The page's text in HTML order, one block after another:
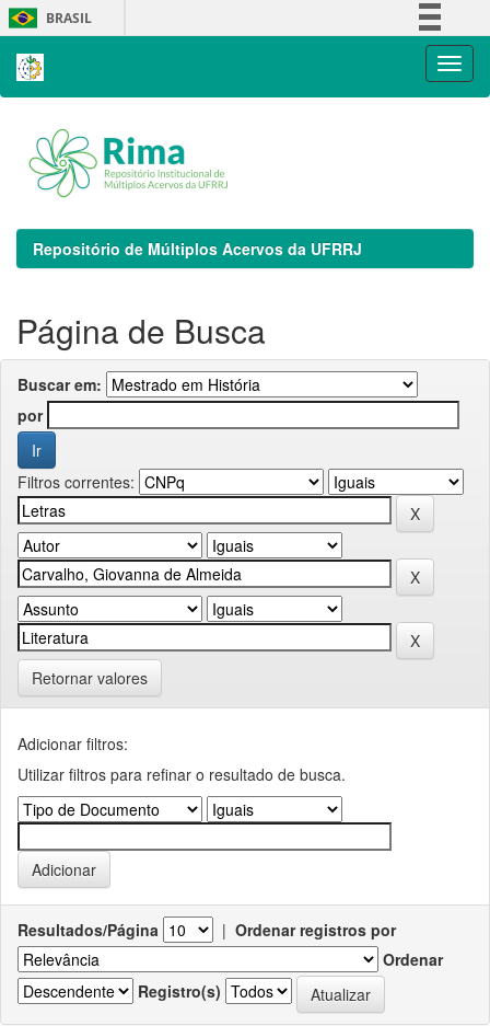
Skip
navigation
BRASIL
Repositório de Múltiplos Acervos da UFRRJ
Página de Busca
Buscar em:
por
Filtros correntes:
Retornar valores
Adicionar filtros:
Utilizar filtros para refinar o resultado de busca.
Resultados/Página | Ordenar registros por
Ordenar
Registro(s)